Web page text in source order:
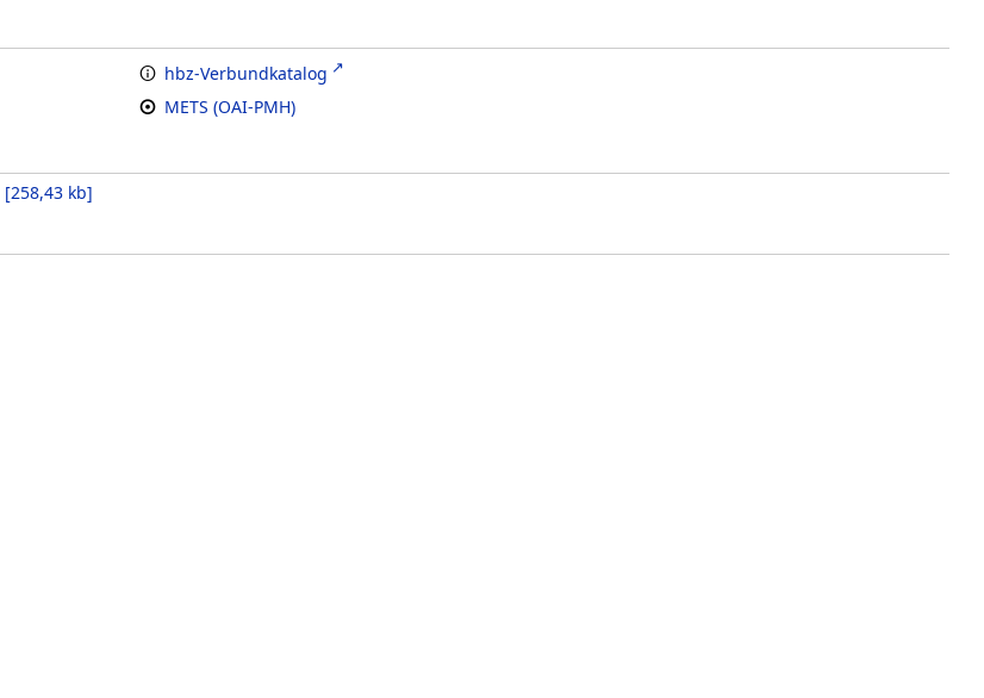
hbz-Verbundkatalog
METS (OAI-PMH)
[258,43 kb]